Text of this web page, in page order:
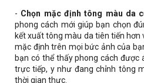
- Chọn mặc định tông màu da
phong cách mới giúp bạn chọn
kết xuất tông màu da tiên tiến
mặc định trên mọi bức ảnh của
bạn có thể thấy phong cách
trực tiếp, y như đang chỉnh tông
thời gian thực.